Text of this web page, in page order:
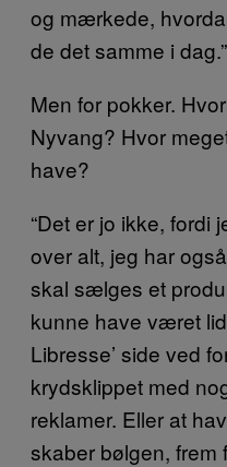
og mærkede,
de det samme i dag.”
Men for pokker.
Nyvang? Hvor
have?
“Det er jo ikke, fordi
over alt, jeg har
skal sælges et
kunne have været
Libresse’ side ved
krydsklippet med
reklamer. Eller at
skaber bølgen, frem